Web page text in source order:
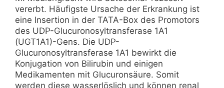
vererbt. Häufigste Ursache der Erkrankung ist
eine Insertion in der TATA-Box des Promotors
des UDP-Glucuronosyltransferase 1A1
(UGT1A1)-Gens. Die UDP-
Glucuronosyltransferase 1A1 bewirkt die
Konjugation von Bilirubin und einigen
Medikamenten mit Glucuronsäure. Somit
werden diese wasserlöslich und können renal